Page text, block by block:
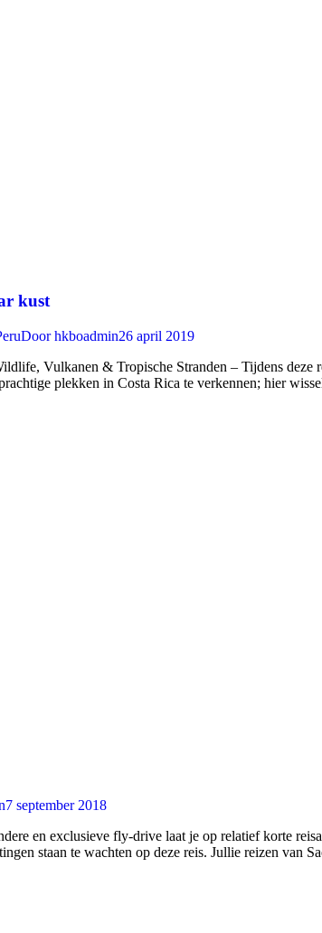
kust
Doorhkboadmin26 april 2019
Vulkanen & Tropische Stranden – Tijdens
plekken in Costa Rica te verkennen; hier
7 september 2018
en exclusieve fly-drive laat je op relatief korte
staan te wachten op deze reis. Jullie reizen van